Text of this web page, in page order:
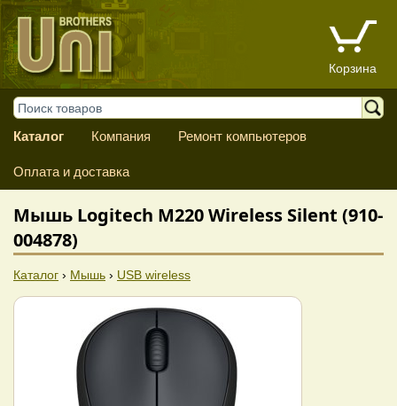
Корзина
Каталог Компания Ремонт компьютеров
Оплата и доставка
Мышь Logitech M220 Wireless Silent (910-
004878)
Каталог › Мышь › USB wireless